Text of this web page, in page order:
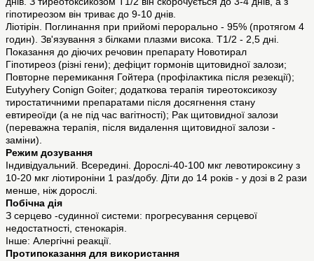
гіпотиреозом він триває до 9-10 днів.
Ліотірін. Поглинання при прийомі перорально - 95% (протягом 4
годин). Зв'язування з білками плазми висока. T1/2 - 2,5 дні.
Показання до діючих речовин препарату Новотирал
Гіпотиреоз (різні гени); дефіцит гормонів щитовидної залози;
Повторне перемикання Гойтера (профілактика після резекції);
Eutyyhery Conign Goiter; додаткова терапія тиреотоксикозу
тиростатичними препаратами після досягнення стану
евтиреоїди (а не під час вагітності); Рак щитовидної залози
(переважна терапія, після видалення щитовидної залози -
заміни).
Режим дозування
Індивідуальний. Всередині. Дорослі-40-100 мкг левотироксину з
10-20 мкг ліотироніни 1 раз/добу. Діти до 14 років - у дозі в 2 рази
менше, ніж дорослі.
Побічна дія
З серцево -судинної системи: прогресування серцевої
недостатності, стенокарія.
Інше: Алергічні реакції.
Протипоказання для використання